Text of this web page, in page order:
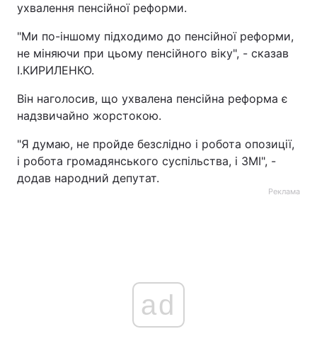
ухвалення пенсійної реформи.
"Ми по-іншому підходимо до пенсійної реформи,
не міняючи при цьому пенсійного віку", - сказав
І.КИРИЛЕНКО.
Він наголосив, що ухвалена пенсійна реформа є
надзвичайно жорстокою.
"Я думаю, не пройде безслідно і робота опозиції,
і робота громадянського суспільства, і ЗМІ", -
додав народний депутат.
Реклама
ad